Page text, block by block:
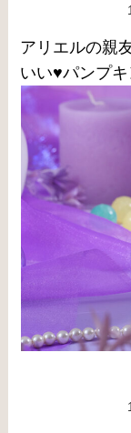
アリエルの親
いい♥パンプキ